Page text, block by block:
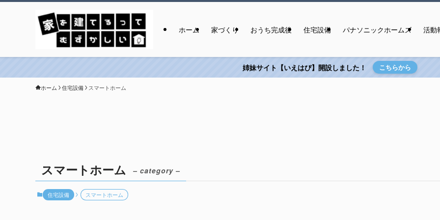
ホーム 家づくり おうち完成後 住宅設備 パナソニックホームズ 活動
姉妹サイト【いえはぴ】開設しました！ こちらから
ホーム 住宅設備 スマートホーム
スマートホーム – category –
住宅設備 スマートホーム